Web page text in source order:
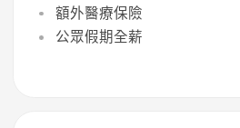
額外醫療保險
公眾假期全薪